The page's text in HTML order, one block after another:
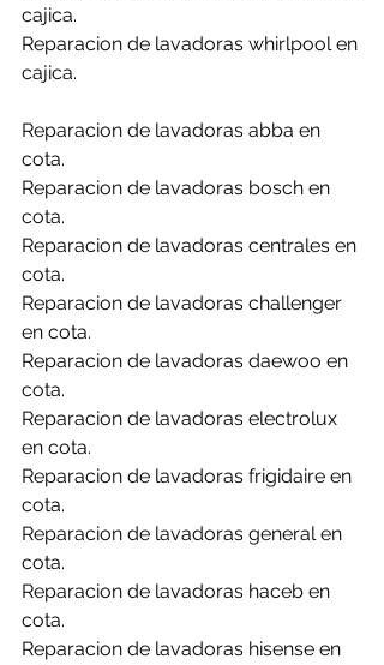
cajica.
Reparacion de lavadoras whirlpool en
cajica.
Reparacion de lavadoras abba en
cota.
Reparacion de lavadoras bosch en
cota.
Reparacion de lavadoras centrales en
cota.
Reparacion de lavadoras challenger
en cota.
Reparacion de lavadoras daewoo en
cota.
Reparacion de lavadoras electrolux
en cota.
Reparacion de lavadoras frigidaire en
cota.
Reparacion de lavadoras general en
cota.
Reparacion de lavadoras haceb en
cota.
Reparacion de lavadoras hisense en